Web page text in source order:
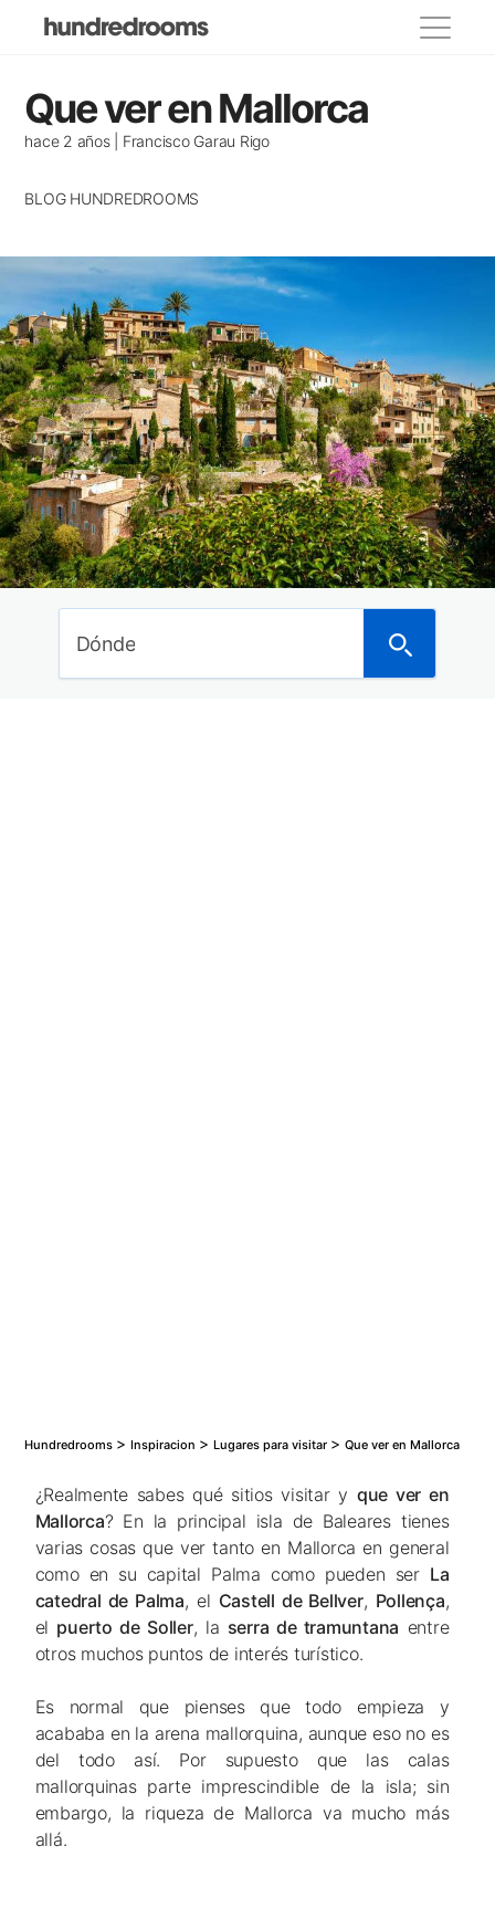
Categorías
propietarios
Donde comer
Decoracion
Casas de famosos
Alojamientos recomendados
Casas con encanto
Consejos para viajar
Ideas de viajes
Curiosidades del mundo
Últimos posts
Que ver en Mallorca
hace 2 años | Francisco Garau Rigo
BLOG HUNDREDROOMS
Dónde
Hundredrooms >Inspiracion >Lugares para visitar >Que ver en Mallorca
¿Realmente sabes qué sitios visitar y que ver en
Mallorca? En la principal isla de Baleares tienes
varias cosas que ver tanto en Mallorca en general
como en su capital Palma como pueden ser La
catedral de Palma, el Castell de Bellver, Pollença,
el puerto de Soller, la serra de tramuntana entre
otros muchos puntos de interés turístico.
Es normal que pienses que todo empieza y
acababa en la arena mallorquina, aunque eso no es
del todo así. Por supuesto que las calas
mallorquinas parte imprescindible de la isla; sin
embargo, la riqueza de Mallorca va mucho más
allá.